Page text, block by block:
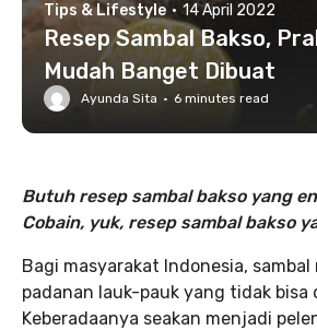
Tips & Lifestyle · 14 April 2022
Resep Sambal Bakso,
Mudah Banget Dibuat
Ayunda Sita · 6 minutes read
Butuh resep sambal bakso yang
Cobain, yuk, resep sambal bakso
Bagi masyarakat Indonesia, sambal
padanan lauk-pauk yang tidak bisa
Keberadaanya seakan menjadi